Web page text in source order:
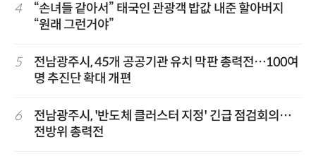
4
“손녀들 같아서” 태국인 관광객 밥값 내준 할아버지
“원래 그런거야”
5
전남광주시, 45개 공공기관 유치 막판 총력전…100여
명 추진단 확대 개편
6
전남광주시, '반도체 클러스터 지정' 긴급 점검회의…
전방위 총력전